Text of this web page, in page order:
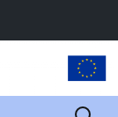
Пошук: